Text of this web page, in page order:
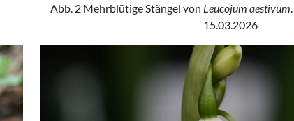
Abb. 2 Mehrblütige Stängel von Leucojum aestivum
15.03.2026